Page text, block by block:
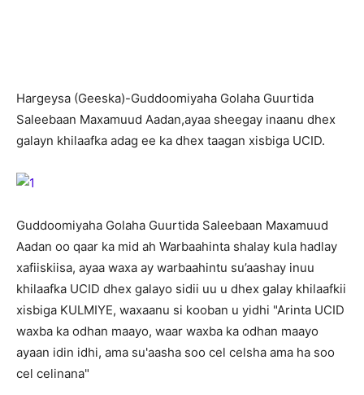
Hargeysa (Geeska)-Guddoomiyaha Golaha Guurtida
Saleebaan Maxamuud Aadan,ayaa sheegay inaanu dhex
galayn khilaafka adag ee ka dhex taagan xisbiga UCID.
Guddoomiyaha Golaha Guurtida Saleebaan Maxamuud
Aadan oo qaar ka mid ah Warbaahinta shalay kula hadlay
xafiiskiisa, ayaa waxa ay warbaahintu su’aashay inuu
khilaafka UCID dhex galayo sidii uu u dhex galay khilaafkii
xisbiga KULMIYE, waxaanu si kooban u yidhi "Arinta UCID
waxba ka odhan maayo, waar waxba ka odhan maayo
ayaan idin idhi, ama su'aasha soo cel celsha ama ha soo
cel celinana"